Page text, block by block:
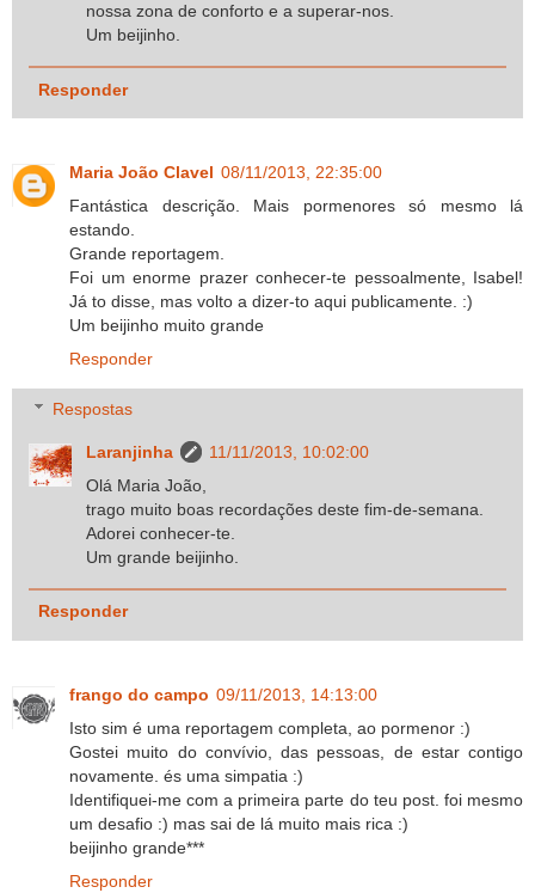
nossa zona de conforto e a superar-nos.
Um beijinho.
Responder
Maria João Clavel 08/11/2013, 22:35:00
Fantástica descrição. Mais pormenores só mesmo lá
estando.
Grande reportagem.
Foi um enorme prazer conhecer-te pessoalmente, Isabel!
Já to disse, mas volto a dizer-to aqui publicamente. :)
Um beijinho muito grande
Responder
Respostas
Laranjinha
11/11/2013, 10:02:00
Olá Maria João,
trago muito boas recordações deste fim-de-semana.
Adorei conhecer-te.
Um grande beijinho.
Responder
frango do campo 09/11/2013, 14:13:00
Isto sim é uma reportagem completa, ao pormenor :)
Gostei muito do convívio, das pessoas, de estar contigo
novamente. és uma simpatia :)
Identifiquei-me com a primeira parte do teu post. foi mesmo
um desafio :) mas sai de lá muito mais rica :)
beijinho grande***
Responder